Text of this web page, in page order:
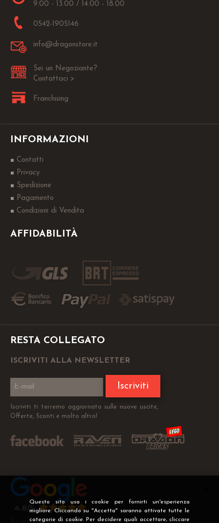
Questo sito usa i cookie per fornirti un'esperienza
migliore. Cliccando su "Accetta" saranno attivate tutte le
categorie di cookie. Per decidere quali accettare, cliccare
9.00 - 13.00 / 14.00 - 18.00
0542-1905146
info@dragonstore.it
Sei un Negoziante?
Contattaci >
Franchising
INFORMAZIONI
Contatti
Privacy
Spedizione
Pagamento
Condizioni di Vendita
AFFIDABILITÀ
RESTA COLLEGATO
ISCRIVITI ALLA NEWSLETTER
Iscriviti
Iscriviti ti terremo aggiornato sulle nuove uscite,
Offerte, Sconti e molto altro!